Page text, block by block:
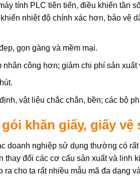
tính PLC tiên tiến, điều khiển tần
nhiệt độ chính xác hơn, bảo vệ
gọn gàng và mềm mại.
nhân công hơn; giảm chi phí sản
vật liệu chắc chắn, bền; các bộ
khăn giấy, giấy vệ
doanh nghiệp sử dụng thường có
thay đổi các cơ cấu sản xuất và linh
cho ta rất nhiều mẫu mã đa dạng